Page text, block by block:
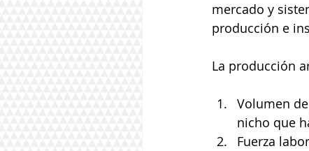
mercado y
producción e
La producción
Volumen
nicho que
Fuerza